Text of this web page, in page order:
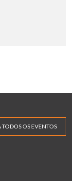
TODOS OS EVENTOS